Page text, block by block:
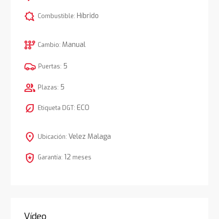
comic_bubble Combustible: Híbrido
auto_transmission Cambio: Manual
Puertas: 5
group Plazas: 5
nest_eco_leaf Etiqueta DGT: ECO
location_on Ubicación: Velez Malaga
local_police Garantía: 12 meses
Vídeo